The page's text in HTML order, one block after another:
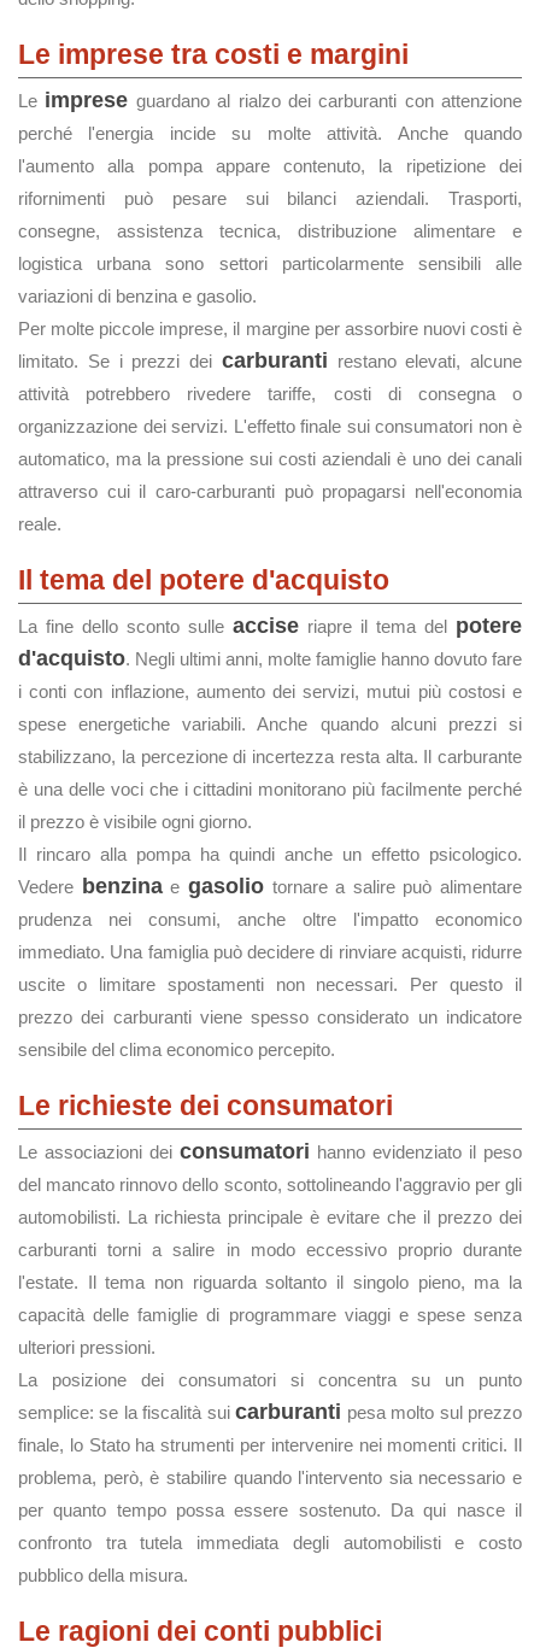
Le imprese tra costi e margini
Le imprese guardano al rialzo dei carburanti con attenzione
perché l'energia incide su molte attività. Anche quando
l'aumento alla pompa appare contenuto, la ripetizione dei
rifornimenti può pesare sui bilanci aziendali. Trasporti,
consegne, assistenza tecnica, distribuzione alimentare e
logistica urbana sono settori particolarmente sensibili alle
variazioni di benzina e gasolio.
Per molte piccole imprese, il margine per assorbire nuovi costi è
limitato. Se i prezzi dei carburanti restano elevati, alcune
attività potrebbero rivedere tariffe, costi di consegna o
organizzazione dei servizi. L'effetto finale sui consumatori non è
automatico, ma la pressione sui costi aziendali è uno dei canali
attraverso cui il caro-carburanti può propagarsi nell'economia
reale.
Il tema del potere d'acquisto
La fine dello sconto sulle accise riapre il tema del potere
d'acquisto. Negli ultimi anni, molte famiglie hanno dovuto fare
i conti con inflazione, aumento dei servizi, mutui più costosi e
spese energetiche variabili. Anche quando alcuni prezzi si
stabilizzano, la percezione di incertezza resta alta. Il carburante
è una delle voci che i cittadini monitorano più facilmente perché
il prezzo è visibile ogni giorno.
Il rincaro alla pompa ha quindi anche un effetto psicologico.
Vedere benzinae gasoliotornare a salire può alimentare
prudenza nei consumi, anche oltre l'impatto economico
immediato. Una famiglia può decidere di rinviare acquisti, ridurre
uscite o limitare spostamenti non necessari. Per questo il
prezzo dei carburanti viene spesso considerato un indicatore
sensibile del clima economico percepito.
Le richieste dei consumatori
Le associazioni dei consumatori hanno evidenziato il peso
del mancato rinnovo dello sconto, sottolineando l'aggravio per gli
automobilisti. La richiesta principale è evitare che il prezzo dei
carburanti torni a salire in modo eccessivo proprio durante
l'estate. Il tema non riguarda soltanto il singolo pieno, ma la
capacità delle famiglie di programmare viaggi e spese senza
ulteriori pressioni.
La posizione dei consumatori si concentra su un punto
semplice: se la fiscalità suicarburanti pesa molto sul prezzo
finale, lo Stato ha strumenti per intervenire nei momenti critici. Il
problema, però, è stabilire quando l'intervento sia necessario e
per quanto tempo possa essere sostenuto. Da qui nasce il
confronto tra tutela immediata degli automobilisti e costo
pubblico della misura.
Le ragioni dei conti pubblici